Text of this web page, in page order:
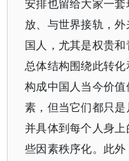
安排也留给大家一
放、与世界接轨，
国人，尤其是权贵
总体结构围绕此转
构成中国人当今价
素，但当它们都只
并具体到每个人身
些因素秩序化。此外